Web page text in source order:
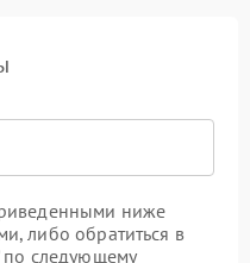
ниже
либо обратиться в
по следующему